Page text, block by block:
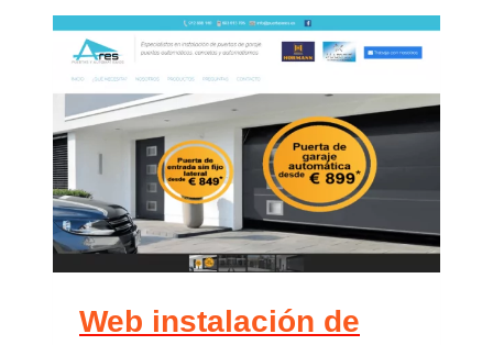
Web instalación de